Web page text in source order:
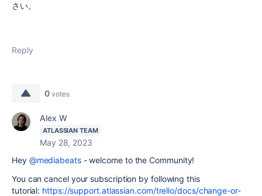
さい。
Reply
0 votes
Alex W
ATLASSIAN TEAM
May 28, 2023
Hey @mediabeats- welcome to the Community!
You can cancel your subscription by following this
tutorial: https://support.atlassian.com/trello/docs/change-or-